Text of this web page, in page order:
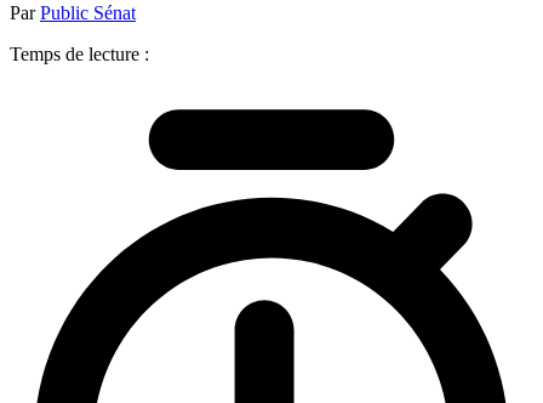
ParPublic Sénat
Temps de lecture :